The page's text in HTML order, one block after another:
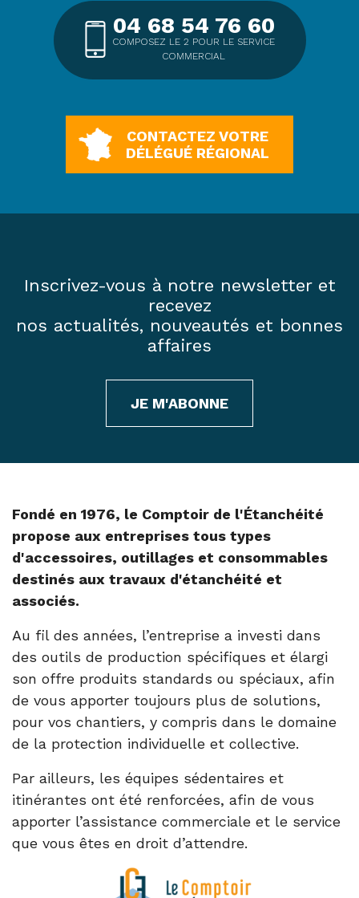
04 68 54 76 60
COMPOSEZ LE 2 POUR LE SERVICE
COMMERCIAL
CONTACTEZ VOTRE
DÉLÉGUÉ RÉGIONAL
Inscrivez-vous à notre newsletter et
recevez
nos actualités, nouveautés et bonnes
affaires
JE M'ABONNE
Fondé en 1976, le Comptoir de l'Étanchéité
propose aux entreprises tous types
d'accessoires, outillages et consommables
destinés aux travaux d'étanchéité et
associés.
Au fil des années, l’entreprise a investi dans
des outils de production spécifiques et élargi
son offre produits standards ou spéciaux, afin
de vous apporter toujours plus de solutions,
pour vos chantiers, y compris dans le domaine
de la protection individuelle et collective.
Par ailleurs, les équipes sédentaires et
itinérantes ont été renforcées, afin de vous
apporter l’assistance commerciale et le service
que vous êtes en droit d’attendre.